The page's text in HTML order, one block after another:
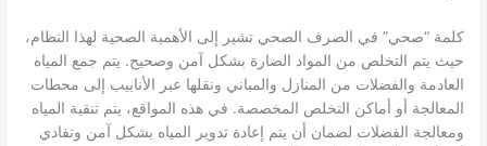
كلمة “صحي” في الصرف الصحي تشير إلى الأهمية الصحية لهذا النظام،
حيث يتم التخلص من المواد الضارة بشكل آمن وصحيح. يتم جمع المياه
العادمة والفضلات من المنازل والمباني ونقلها عبر الأنابيب إلى محطات
المعالجة أو أماكن التخلص المخصصة. في هذه المواقع، يتم تنقية المياه
ومعالجة الفضلات لضمان أن يتم إعادة تدوير المياه بشكل آمن وتفادي